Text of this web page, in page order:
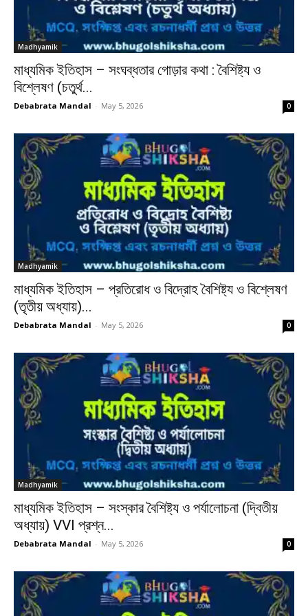
Madhyamik
মাধ্যমিক ইতিহাস – সংঘব্ধতার গোড়ার কথা : বৈশিষ্ট্য ও
বিশ্লেষণ (চতুর্থ...
Debabrata Mandal - May 5, 2026 0
Madhyamik
মাধ্যমিক ইতিহাস – প্রতিরোধ ও বিদ্রোহ বৈশিষ্ট্য ও বিশ্লেষণ
(তৃতীয় অধ্যায়)...
Debabrata Mandal - May 5, 2026 0
Madhyamik
মাধ্যমিক ইতিহাস – সংস্কার বৈশিষ্ট্য ও পর্যালোচনা (দ্বিতীয়
অধ্যায়) VVI প্রশ্ন...
Debabrata Mandal - May 5, 2026 0